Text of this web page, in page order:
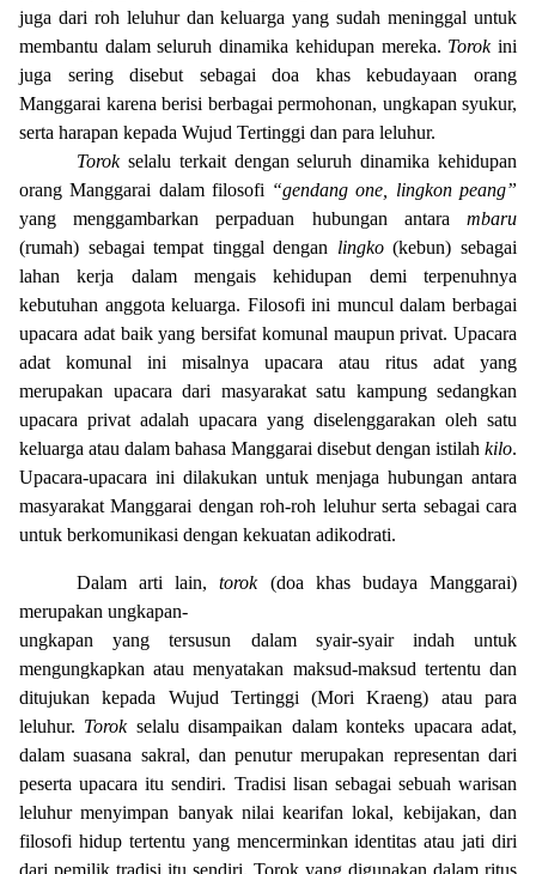
juga dari roh leluhur dan keluarga yang sudah meninggal untuk
membantu dalam seluruh dinamika kehidupan mereka. Torokini
juga sering disebut sebagai doa khas kebudayaan orang
Manggarai karena berisi berbagai permohonan, ungkapan syukur,
serta harapan kepada Wujud Tertinggi dan para leluhur.
Torokselalu terkait dengan seluruh dinamika kehidupan
orang Manggarai dalam filosofi “gendang one, lingkon peang”
yang menggambarkan perpaduan hubungan antara mbaru
(rumah) sebagai tempat tinggal dengan lingko(kebun) sebagai
lahan kerja dalam mengais kehidupan demi terpenuhnya
kebutuhan anggota keluarga. Filosofi ini muncul dalam berbagai
upacara adat baik yang bersifat komunal maupun privat. Upacara
adat komunal ini misalnya upacara atau ritus adat yang
merupakan upacara dari masyarakat satu kampung sedangkan
upacara privat adalah upacara yang diselenggarakan oleh satu
keluarga atau dalam bahasa Manggarai disebut dengan istilah kilo.
Upacara-upacara ini dilakukan untuk menjaga hubungan antara
masyarakat Manggarai dengan roh-roh leluhur serta sebagai cara
untuk berkomunikasi dengan kekuatan adikodrati.
Dalam arti lain, torok(doa khas budaya Manggarai)
merupakan ungkapan-
ungkapan yang tersusun dalam syair-syair indah untuk
mengungkapkan atau menyatakan maksud-maksud tertentu dan
ditujukan kepada Wujud Tertinggi (Mori Kraeng) atau para
leluhur. Torokselalu disampaikan dalam konteks upacara adat,
dalam suasana sakral, dan penutur merupakan representan dari
peserta upacara itu sendiri. Tradisi lisan sebagai sebuah warisan
leluhur menyimpan banyak nilai kearifan lokal, kebijakan, dan
filosofi hidup tertentu yang mencerminkan identitas atau jati diri
dari pemilik tradisi itu sendiri. Torok yang digunakan dalam ritus